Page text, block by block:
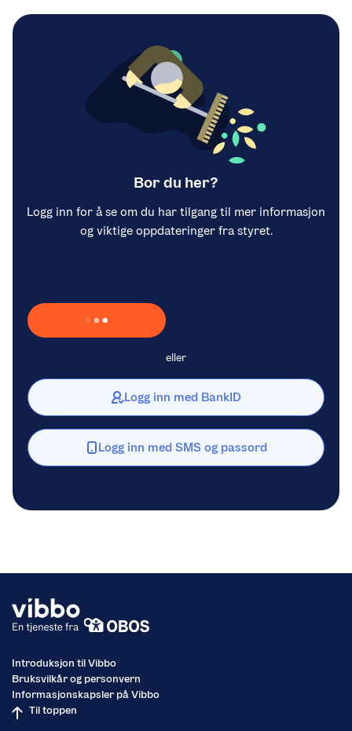
Bor du her?
Logg inn for å se om du har tilgang til mer informasjon
og viktige oppdateringer fra styret.
Laster inn Vipps …
eller
Logg inn med BankID
Logg inn med SMS og passord
Introduksjon til Vibbo
Bruksvilkår og personvern
Informasjonskapsler på Vibbo
Til toppen